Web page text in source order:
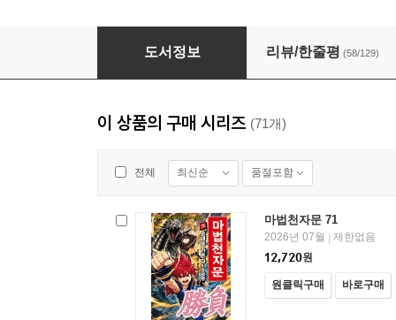
마법천자문 47권
도서정보 리뷰/한줄평 (58/129)
이 상품의 구매 시리즈 (71개)
전체 최신순 품절포함
마법천자문 71
2026년 07월
제한없음
12,720원
원클릭구매 바로구매